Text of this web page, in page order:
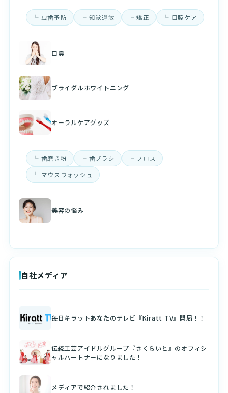
虫歯予防 知覚過敏 矯正 口腔ケア
口臭
ブライダルホワイトニング
オーラルケアグッズ
歯磨き粉 歯ブラシ
フロス
マウスウォッシュ
美容の悩み
自社メディア
毎日キラットあなたのテレビ『Kiratt TV』開局！！
伝統工芸アイドルグループ『さくらいと』のオフィシ
ャルパートナーになりました！
メディアで紹介されました！